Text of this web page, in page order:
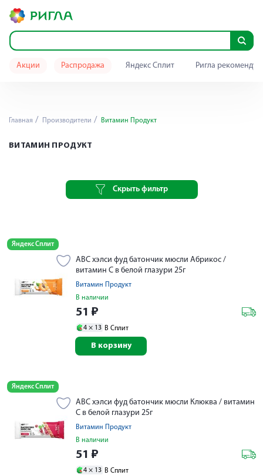
Акции Распродажа Яндекс Сплит Ригла
Главная Производители Витамин Продукт
ВИТАМИН ПРОДУКТ
Скрыть фильтр
Яндекс Сплит
АВС хэлси фуд батончик мюсли Абрикос /
витамин С в белой глазури 25г
Витамин Продукт
В наличии
51 ₽
4 × 13 В Сплит
В корзину
Яндекс Сплит
АВС хэлси фуд батончик мюсли Клюква / витамин
С в белой глазури 25г
Витамин Продукт
В наличии
51 ₽
4 × 13 В Сплит